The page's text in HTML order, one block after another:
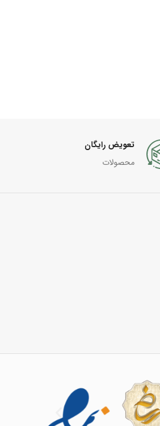
تعویض رایگان
محصولات